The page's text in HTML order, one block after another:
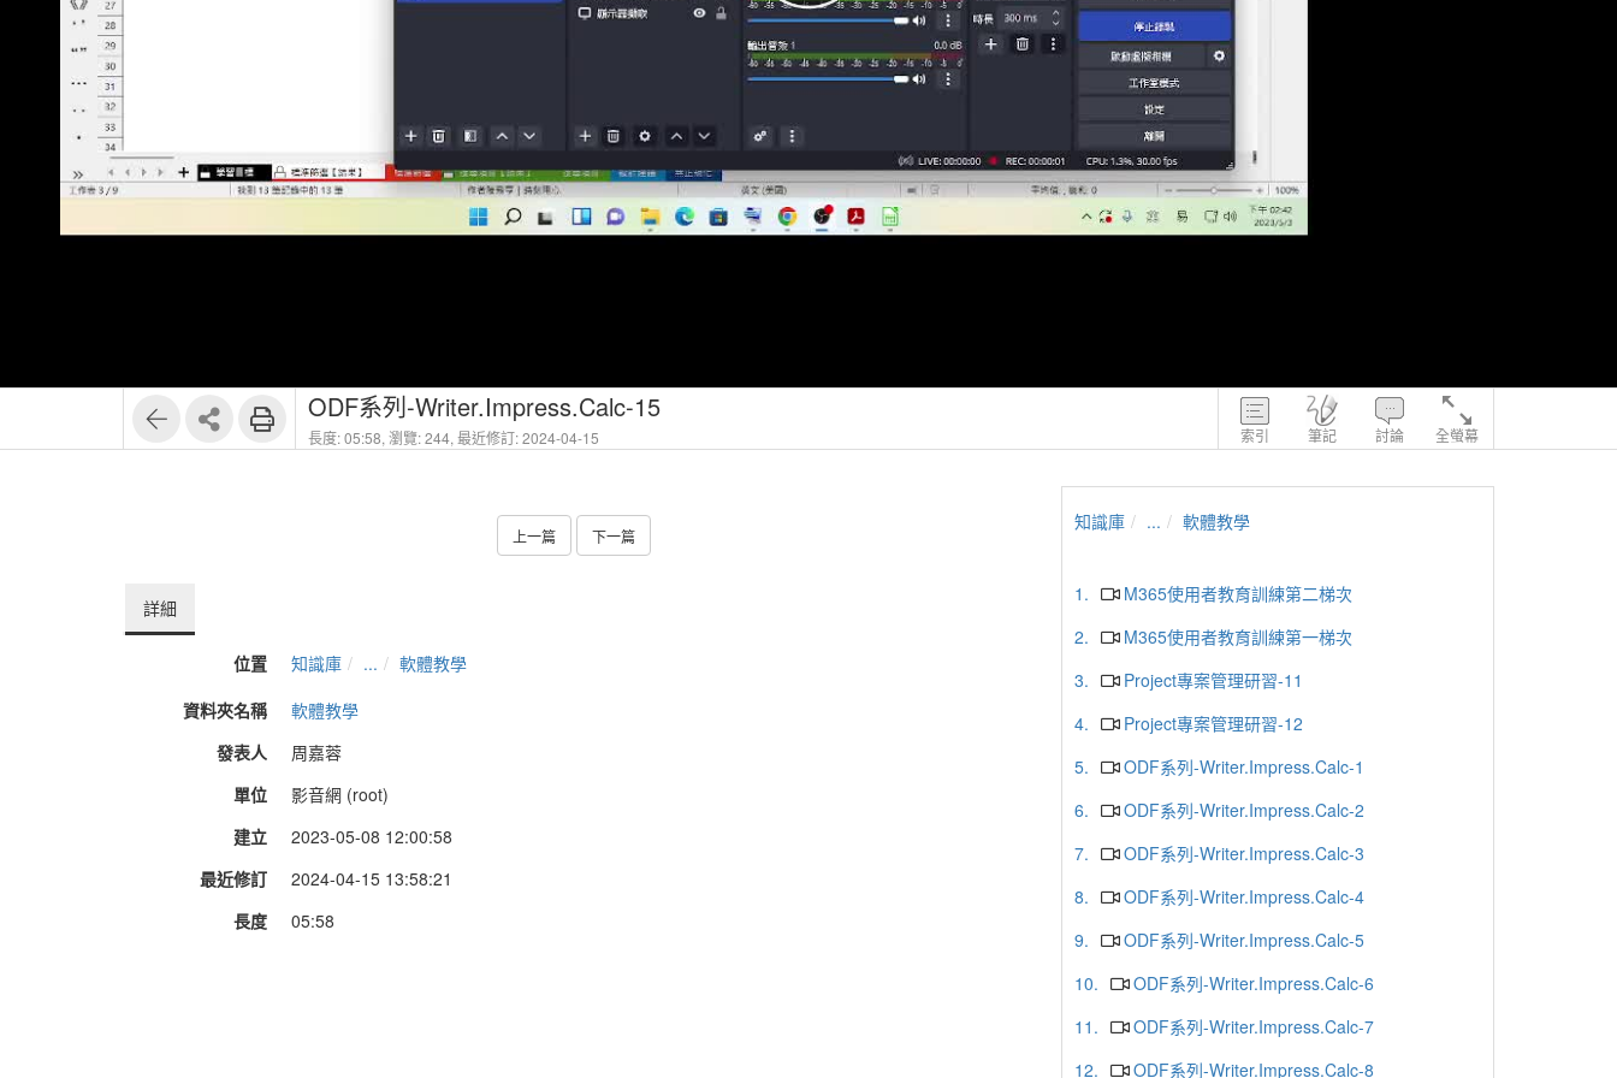
索引 筆記 討論 全螢幕
ODF系列-Writer.Impress.Calc-15
長度: 05:58, 瀏覽: 244, 最近修訂: 2024-04-15
上一篇 下一篇
詳細
位置 知識庫 ...
軟體教學
資料夾名稱
軟體教學
發表人
周嘉蓉
單位
影音網 (root)
建立
2023-05-08 12:00:58
最近修訂
2024-04-15 13:58:21
長度
05:58
知識庫 ... 軟體教學
1.
M365使用者教育訓練第二梯次
2.
M365使用者教育訓練第一梯次
3.
Project專案管理研習-11
4.
Project專案管理研習-12
5.
ODF系列-Writer.Impress.Calc-1
6.
ODF系列-Writer.Impress.Calc-2
7.
ODF系列-Writer.Impress.Calc-3
8.
ODF系列-Writer.Impress.Calc-4
9.
ODF系列-Writer.Impress.Calc-5
10.
ODF系列-Writer.Impress.Calc-6
11.
ODF系列-Writer.Impress.Calc-7
12.
ODF系列-Writer.Impress.Calc-8